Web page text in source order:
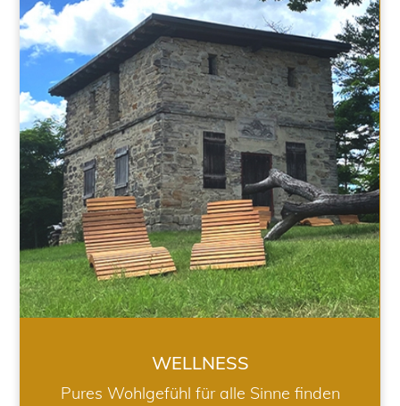
WELLNESS
WELLNESS
Pures Wohlgefühl für alle Sinne finden